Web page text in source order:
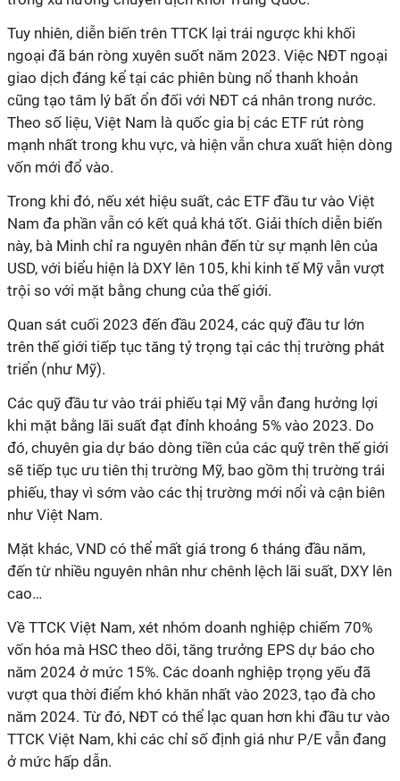
Tuy nhiên, diễn biến trên TTCK lại trái ngược khi khối
ngoại đã bán ròng xuyên suốt năm 2023. Việc NĐT ngoại
giao dịch đáng kể tại các phiên bùng nổ thanh khoản
cũng tạo tâm lý bất ổn đối với NĐT cá nhân trong nước.
Theo số liệu, Việt Nam là quốc gia bị các ETF rút ròng
mạnh nhất trong khu vực, và hiện vẫn chưa xuất hiện dòng
vốn mới đổ vào.
Trong khi đó, nếu xét hiệu suất, các ETF đầu tư vào Việt
Nam đa phần vẫn có kết quả khá tốt. Giải thích diễn biến
này, bà Minh chỉ ra nguyên nhân đến từ sự mạnh lên của
USD, với biểu hiện là DXY lên 105, khi kinh tế Mỹ vẫn vượt
trội so với mặt bằng chung của thế giới.
Quan sát cuối 2023 đến đầu 2024, các quỹ đầu tư lớn
trên thế giới tiếp tục tăng tỷ trọng tại các thị trường phát
triển (như Mỹ).
Các quỹ đầu tư vào trái phiếu tại Mỹ vẫn đang hưởng lợi
khi mặt bằng lãi suất đạt đỉnh khoảng 5% vào 2023. Do
đó, chuyên gia dự báo dòng tiền của các quỹ trên thế giới
sẽ tiếp tục ưu tiên thị trường Mỹ, bao gồm thị trường trái
phiếu, thay vì sớm vào các thị trường mới nổi và cận biên
như Việt Nam.
Mặt khác, VND có thể mất giá trong 6 tháng đầu năm,
đến từ nhiều nguyên nhân như chênh lệch lãi suất, DXY lên
cao…
Về TTCK Việt Nam, xét nhóm doanh nghiệp chiếm 70%
vốn hóa mà HSC theo dõi, tăng trưởng EPS dự báo cho
năm 2024 ở mức 15%. Các doanh nghiệp trọng yếu đã
vượt qua thời điểm khó khăn nhất vào 2023, tạo đà cho
năm 2024. Từ đó, NĐT có thể lạc quan hơn khi đầu tư vào
TTCK Việt Nam, khi các chỉ số định giá như P/E vẫn đang
ở mức hấp dẫn.